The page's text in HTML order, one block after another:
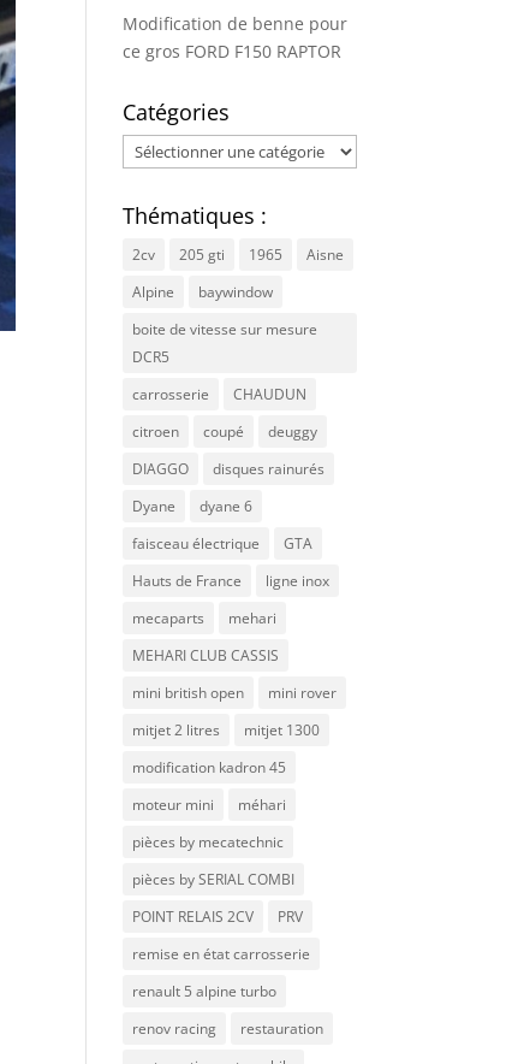
Modification de benne pour
ce gros FORD F150 RAPTOR
Catégories
Catégories
Thématiques :
2cv 205 gti 1965
Aisne
Alpine
baywindow
boite de vitesse sur mesure
DCR5
carrosserie
CHAUDUN
citroen
coupé
deuggy
DIAGGO
disques rainurés
Dyane
dyane 6
faisceau électrique
GTA
Hauts de France
ligne inox
mecaparts
mehari
MEHARI CLUB CASSIS
mini british open
mini rover
mitjet 2 litres
mitjet 1300
modification kadron 45
moteur mini
méhari
pièces by mecatechnic
pièces by SERIAL COMBI
POINT RELAIS 2CV
PRV
remise en état carrosserie
renault 5 alpine turbo
renov racing
restauration